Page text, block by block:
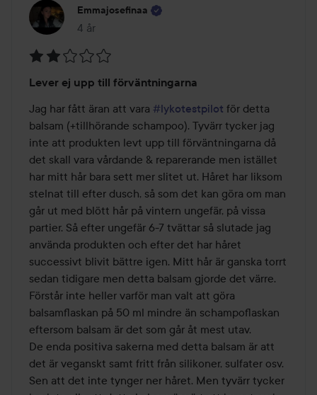
Emmajosefinaa
4 år
Inlägget skapades 4 år
2
av
5
Lever ej upp till förväntningarna
Jag har fått äran att vara #lykotestpilot för detta
balsam (+tillhörande schampoo). Tyvärr tycker jag
inte att produkten levt upp till förväntningarna då
det skall vara vårdande & reparerande men istället
har mitt hår bara sett mer slitet ut. Håret har liksom
stelnat till efter dusch, så som det kan göra om man
går ut med blött hår på vintern ungefär, på vissa
partier. Så efter ungefär 6-7 tvättar så slutade jag
använda produkten och efter det har håret
successivt blivit bättre igen. Mitt hår är ganska torrt
sedan tidigare men detta balsam gjorde det värre.
Förstår inte heller varför man valt att göra
balsamflaskan på 50 ml mindre än schampoflaskan
eftersom balsam är det som går åt mest utav.
De enda positiva sakerna med detta balsam är att
det är veganskt samt fritt från silikoner, sulfater osv.
Sen att det inte tynger ner håret. Men tyvärr tycker